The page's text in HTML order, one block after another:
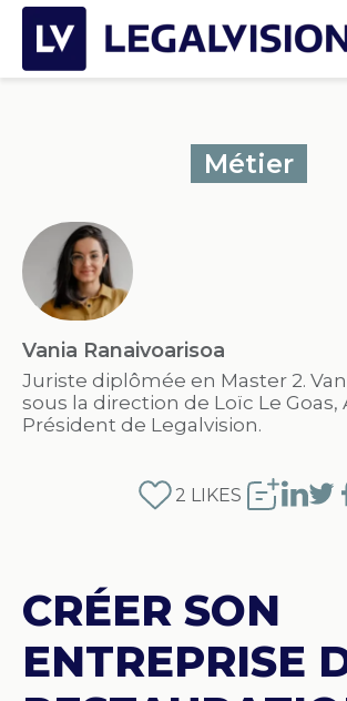
Métier
Vania Ranaivoarisoa
Juriste diplômée en Master 2.
sous la direction de Loïc Le Goas,
Président de Legalvision.
2 LIKES
CRÉER SON
ENTREPRISE